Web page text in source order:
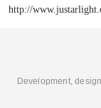
http://
Development,